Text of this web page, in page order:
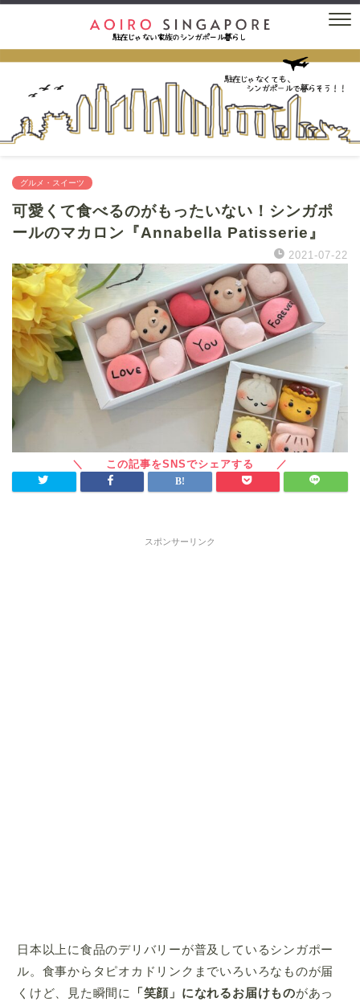
グルメ・スイーツ
可愛くて食べるのがもったいない！シンガポ
ールのマカロン『Annabella Patisserie』
2021-07-22
スポンサーリンク
日本以上に食品のデリバリーが普及しているシンガポー
ル。食事からタピオカドリンクまでいろいろなものが届
くけど、見た瞬間に
「笑顔」になれるお届けものがあっ